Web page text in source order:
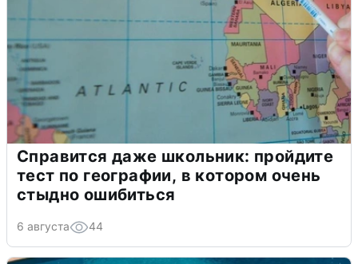
Справится даже школьник: пройдите
тест по географии, в котором очень
стыдно ошибиться
6 августа 44